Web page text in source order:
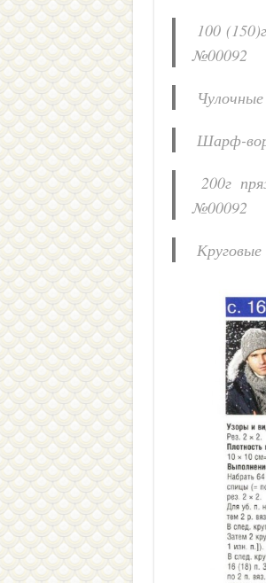
100
№00092
Шарф-
200г
№00092